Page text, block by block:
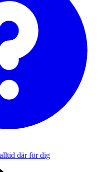
där för dig